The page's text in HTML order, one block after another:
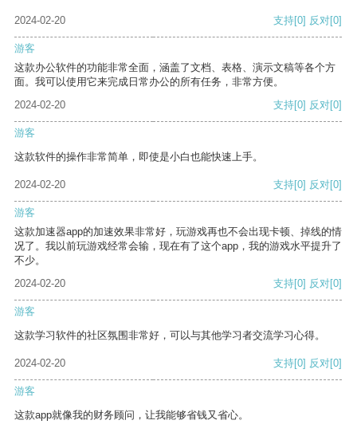
2024-02-20 支持[0] 反对[0]
游客
这款办公软件的功能非常全面，涵盖了文档、表格、演示文稿等各个方
面。我可以使用它来完成日常办公的所有任务，非常方便。
2024-02-20
支持[0] 反对[0]
游客
这款软件的操作非常简单，即使是小白也能快速上手。
2024-02-20 支持[0] 反对[0]
游客
这款加速器app的加速效果非常好，玩游戏再也不会出现卡顿、掉线的情
况了。我以前玩游戏经常会输，现在有了这个app，我的游戏水平提升了
不少。
2024-02-20
支持[0] 反对[0]
游客
这款学习软件的社区氛围非常好，可以与其他学习者交流学习心得。
2024-02-20 支持[0] 反对[0]
游客
这款app就像我的财务顾问，让我能够省钱又省心。